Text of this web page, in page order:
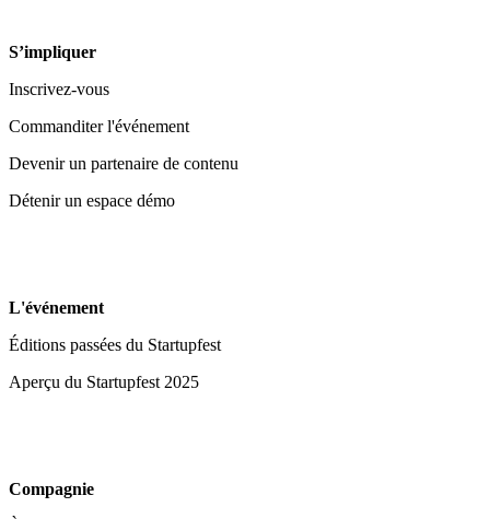
S’impliquer
Inscrivez-vous
Commanditer l'événement
Devenir un partenaire de contenu
Détenir un espace démo
L'événement
Éditions passées du Startupfest
Aperçu du Startupfest 2025
Compagnie